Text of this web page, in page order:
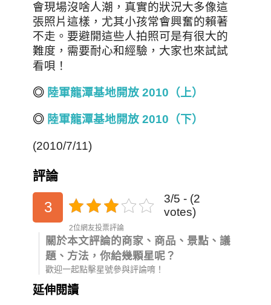
會現場沒啥人潮 ，真實的狀況大多像這
張照片這樣 ，尤其小孩常會興奮的賴著
不走 。要避開這些人拍照可是有很大的
難度 ，需要耐心和經驗 ，大家也來試試
看唄 ！
◎ 陸軍龍潭基地開放 2010（上）
◎ 陸軍龍潭基地開放 2010（下）
(2010/7/11)
評論
3
3/5 - (2
votes)
2位網友投票評論
關於本文評論的商家、商品、景點、議
題、方法，你給幾顆星呢？
歡迎一起點擊星號參與評論唷！
延伸閱讀